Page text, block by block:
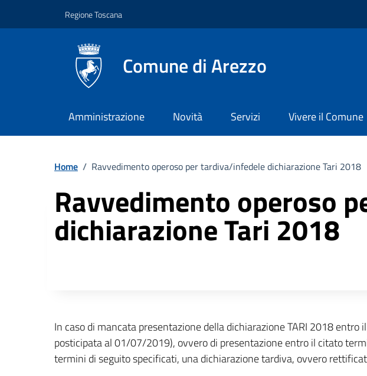
Regione Toscana
Comune di Arezzo
Amministrazione Novità Servizi Vivere il Comune
Home / Ravvedimento operoso per tardiva/infedele dichiarazione Tari 2018
Ravvedimento operoso
dichiarazione Tari 2018
Descrizione completa
In caso di mancata presentazione della dichiarazione TARI 2018
posticipata al 01/07/2019), ovvero di presentazione entro il citato
termini di seguito specificati, una dichiarazione tardiva, ovvero